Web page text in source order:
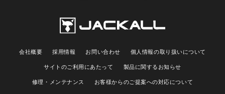
会社概要 採用情報 お問い合わせ
個人情報の取り扱いについて
サイトのご利用にあたって
製品に関するお知らせ
修理・メンテナンス
お客様からのご提案への対応について